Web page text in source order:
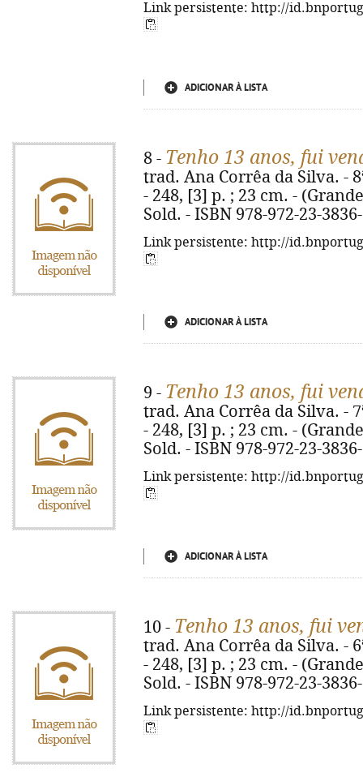
Link persistente: http://
ADICIONAR À LISTA
8 - Tenho 13 anos, fui
trad. Ana Corrêa da Silva. -
- 248, [3] p. ; 23 cm. -
Sold. - ISBN 978-972-23-
Link persistente: http://
ADICIONAR À LISTA
9 - Tenho 13 anos, fui
trad. Ana Corrêa da Silva. -
- 248, [3] p. ; 23 cm. -
Sold. - ISBN 978-972-23-
Link persistente: http://
ADICIONAR À LISTA
10 - Tenho 13 anos, fui
trad. Ana Corrêa da Silva. -
- 248, [3] p. ; 23 cm. -
Sold. - ISBN 978-972-23-
Link persistente: http://